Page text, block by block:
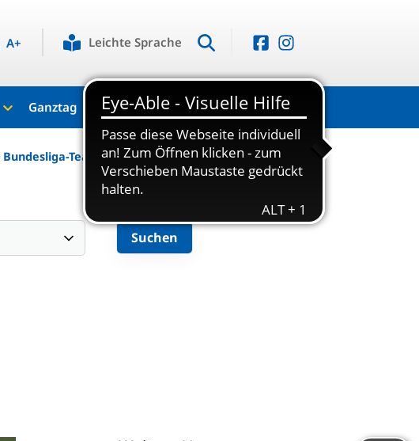
A+ Leichte Sprache
Ganztag Kontakt
Team